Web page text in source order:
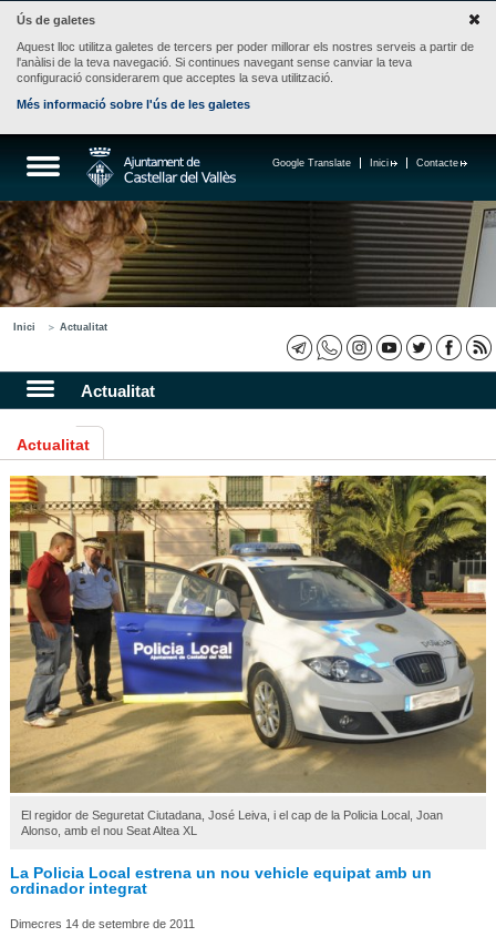
Ús de galetes
Aquest lloc utilitza galetes de tercers per poder millorar els nostres serveis a partir de
l'anàlisi de la teva navegació. Si continues navegant sense canviar la teva
configuració considerarem que acceptes la seva utilització.
Més informació sobre l'ús de les galetes
Contacte
Inici
Google Translate
Inici Actualitat
Actualitat
Actualitat
El regidor de Seguretat Ciutadana, José Leiva, i el cap de la Policia Local, Joan
Alonso, amb el nou Seat Altea XL
La Policia Local estrena un nou vehicle equipat amb un
ordinador integrat
Dimecres 14 de setembre de 2011